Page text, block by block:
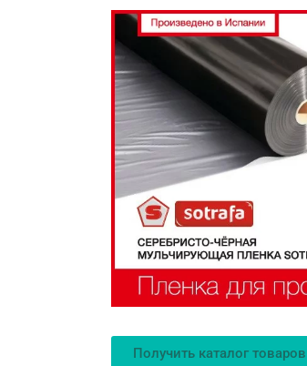
Получить каталог товаров